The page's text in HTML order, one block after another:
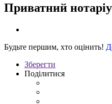
Приватний
Будьте першим, хто оцінить!
Зберегти
Поділитися